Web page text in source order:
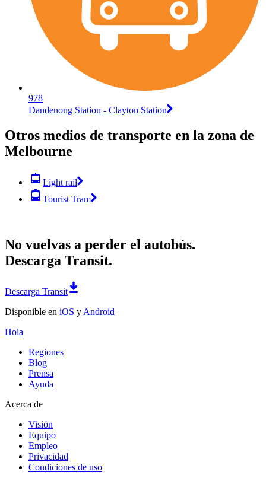
978
Dandenong Station - Clayton Station
Otros medios de transporte en la zona de
Melbourne
Light rail
Tourist Tram
No vuelvas a perder el autobús.
Descarga Transit.
Descarga Transit
Disponible en iOS y Android
Hola
Regiones
Blog
Prensa
Ayuda
Acerca de
Visión
Equipo
Empleo
Privacidad
Condiciones de uso